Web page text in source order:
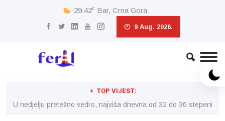
29.42c Bar, Crna Gora
9 Aug. 2026.
TOP VIJEST:
U nedjelju pretežno vedro, najviša dnevna od 32 do 36 stepeni